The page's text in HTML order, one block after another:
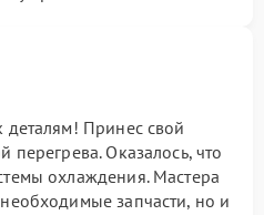
деталям! Принес свой
перегрева. Оказалось, что
охлаждения. Мастера
запчасти, но и